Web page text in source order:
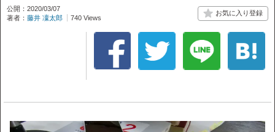
公開：2020/03/07
著者： 藤井 凜太郎 740 Views